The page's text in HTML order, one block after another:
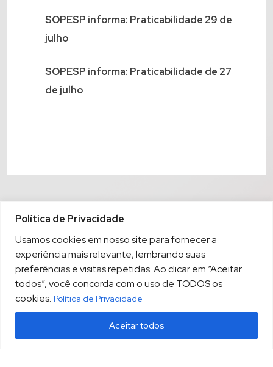
Política de Privacidade
Usamos cookies em nosso site para fornecer a
experiência mais relevante, lembrando suas
preferências e visitas repetidas. Ao clicar em “Aceitar
todos”, você concorda com o uso de TODOS os
cookies. Política de Privacidade
Aceitar todos
SOPESP informa: Praticabilidade 29 de
julho
SOPESP informa: Praticabilidade de 27
de julho